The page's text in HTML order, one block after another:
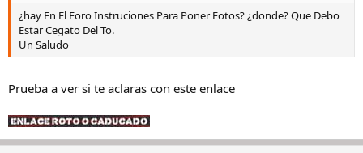
¿hay En El Foro Instruciones Para Poner Fotos? ¿donde? Que Debo
Estar Cegato Del To.
Un Saludo
Prueba a ver si te aclaras con este enlace